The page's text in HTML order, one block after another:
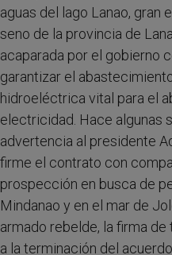
aguas del lago Lanao, gran
seno de la provincia de
acaparada por el gobierno
garantizar el
hidroeléctrica vital para el
electricidad. Hace algunas
advertencia al presidente
firme el contrato con
prospección en busca de
Mindanao y en el mar de
armado rebelde, la firma
a la terminación del